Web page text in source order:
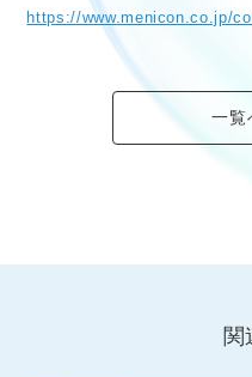
https://www.menicon.co.jp/
一覧
関